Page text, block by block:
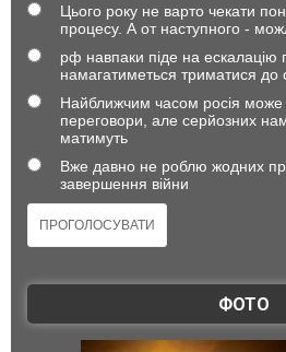
Цього року не варто чекати
процесу. А от наступного -
рф навпаки піде на ескалацію
намагатиметься триматися до
Найближчим часом росія може
переговори, але серйозних
матимуть
Вже давно не роблю жодних
завершення війни
ФОТО